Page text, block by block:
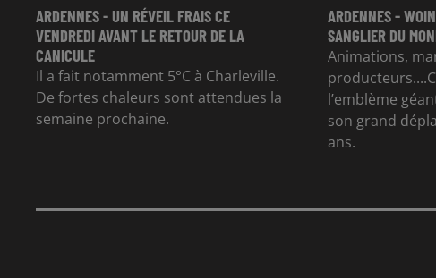
ARDENNES - UN RÉVEIL FRAIS CE
VENDREDI AVANT LE RETOUR DE LA
CANICULE
Il a fait notamment 5°C à Charleville.
De fortes chaleurs sont attendues la
semaine prochaine.
ARDENNES -
SANGLIER DU
Animations,
l’emblème
son grand
ans.